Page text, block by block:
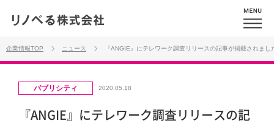
企業情報TOP ニュース 『ANGIE』にテレワーク調査リリースの記事が掲載されまし
パブリシティ 2020.05.18
『ANGIE』にテレワーク調査リリースの記